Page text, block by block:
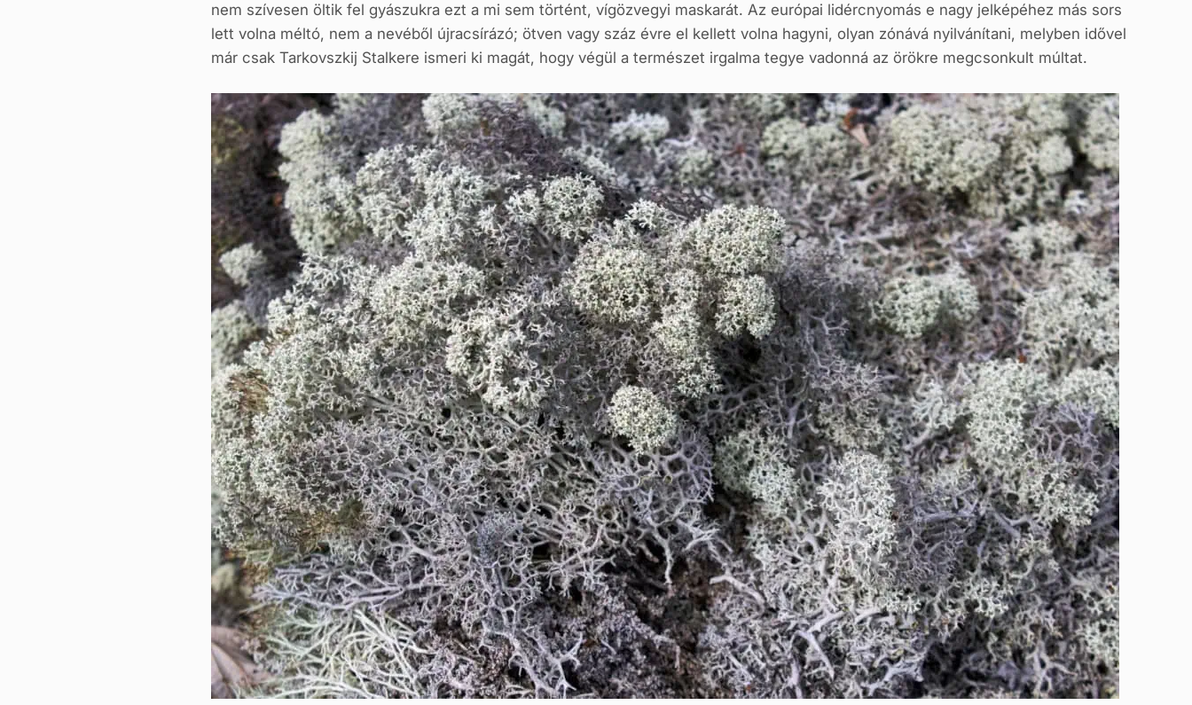
nem szívesen öltik fel gyászukra ezt a mi sem történt, vígözvegyi maskarát. Az európai lidércnyomás e nagy jelképéhez más sors
lett volna méltó, nem a nevéből újracsírázó; ötven vagy száz évre el kellett volna hagyni, olyan zónává nyilvánítani, melyben idővel
már csak Tarkovszkij Stalkere ismeri ki magát, hogy végül a természet irgalma tegye vadonná az örökre megcsonkult múltat.